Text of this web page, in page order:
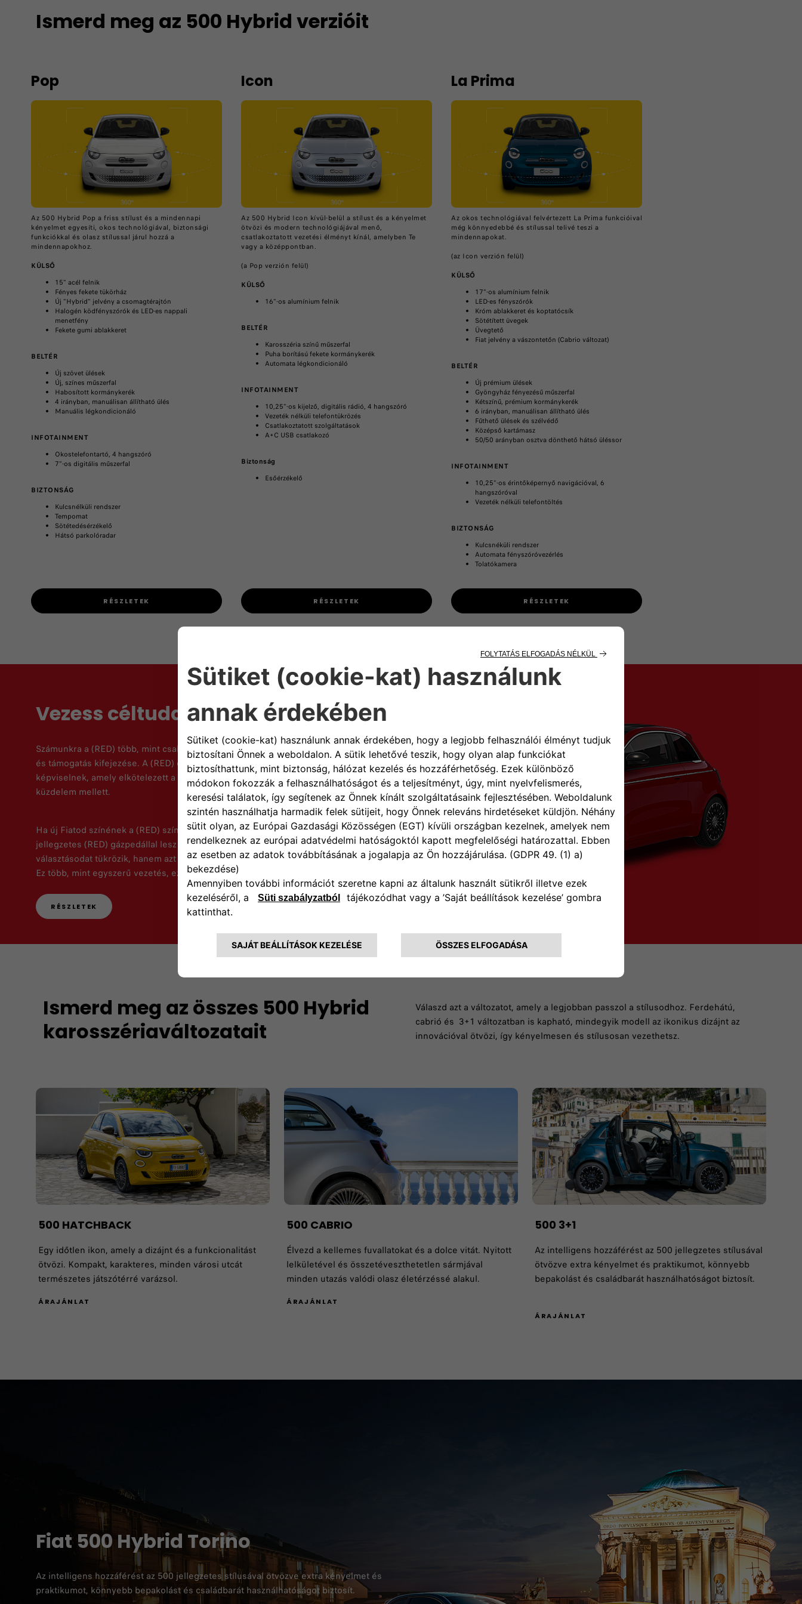
Ismerd meg az 500 Hybrid verzióit
Pop
Az 500 Hybrid Pop a friss stílust és a mindennapi
kényelmet egyesíti, okos technológiával, biztonsági
funkciókkal és olasz stílussal járul hozzá a
mindennapokhoz.
KÜLSŐ
15" acél felnik
Fényes fekete tükörház
Új "Hybrid" jelvény a csomagtérajtón
Halogén ködfényszórók és LED-es nappali
menetfény
Fekete gumi ablakkeret
BELTÉR
Új szövet ülések
Új, színes műszerfal
Habosított kormánykerék
4 irányban, manuálisan állítható ülés
Manuális légkondicionáló
INFOTAINMENT
Okostelefontartó, 4 hangszóró
7"-os digitális műszerfal
BIZTONSÁG
Kulcsnélküli rendszer
Tempomat
Sötétedésérzékelő
Hátsó parkolóradar
RÉSZLETEK
Icon
Az 500 Hybrid Icon kívül-belül a stílust és a kényelmet
ötvözi és modern technológiájával menő,
csatlakoztatott vezetési élményt kínál, amelyben Te
vagy a középpontban.
(a Pop verzión felül)
KÜLSŐ
16"-os alumínium felnik
BELTÉR
Karosszéria színű műszerfal
Puha borítású fekete kormánykerék
Automata légkondicionáló
INFOTAINMENT
10,25"-os kijelző, digitális rádió, 4 hangszóró
Vezeték nélküli telefontükrözés
Csatlakoztatott szolgáltatások
A+C USB csatlakozó
Biztonság
Esőérzékelő
RÉSZLETEK
La Prima
Az okos technológiával felvértezett La Prima funkcióival
még könnyedebbé és stílussal telivé teszi a
mindennapokat.
(az Icon verzión felül)
KÜLSŐ
17"-os alumínium felnik
LED-es fényszórók
Króm ablakkeret és koptatócsík
Sötétített üvegek
Üvegtető
Fiat jelvény a vászontetőn (Cabrio változat)
BELTÉR
Új prémium ülések
Gyöngyház fényezésű műszerfal
Kétszínű, prémium kormánykerék
6 irányban, manuálisan állítható ülés
Fűthető ülések és szélvédő
Középső kartámasz
50/50 arányban osztva dönthető hátsó üléssor
INFOTAINMENT
10,25"-os érintőképernyő navigációval, 6
hangszóróval
Vezeték nélküli telefontöltés
BIZTONSÁG
Kulcsnéküli rendszer​
Automata fényszóróvezérlés
Tolatókamera
RÉSZLETEK
Vezess céltudatosan
Számunkra a (RED) több, mint csak egy feltűnő szín. Ez egy merész stílus, szolidaritás
és támogatás kifejezése. A (RED) és a Fiat együtt egy olyan partnerséget
képviselnek, amely elkötelezett a globális egészségügyi vészhelyzetek elleni
küzdelem mellett.
Ha új Fiatod színének a (RED) színét választod, az autó egyedi emblémával és
jellegzetes (RED) gázpedállal lesz ellátva – ezek a szimbólumok nemcsak a
választásodat tükrözik, hanem azt is, hogy felismered, mi tesz minket különlegessé.
Ez több, mint egyszerű vezetés, ez céltudatos vezetés.
RÉSZLETEK
Ismerd meg az összes 500 Hybrid
karosszériaváltozatait
Válaszd azt a változatot, amely a legjobban passzol a stílusodhoz. Ferdehátú,
cabrió és 3+1 változatban is kapható, mindegyik modell az ikonikus dizájnt az
innovációval ötvözi, így kényelmesen és stílusosan vezethetsz.
500 HATCHBACK ​
Egy időtlen ikon, amely a dizájnt és a funkcionalitást
ötvözi. Kompakt, karakteres, minden városi utcát
természetes játszótérré varázsol.
ÁRAJÁNLAT
​500 CABRIO
Élvezd a kellemes fuvallatokat és a dolce vitát. Nyitott
lelkületével és összetéveszthetetlen sármjával
minden utazás valódi olasz életérzéssé alakul.
ÁRAJÁNLAT
500 3+1
Az intelligens hozzáférést az 500 jellegzetes stílusával
ötvözve extra kényelmet és praktikumot, könnyebb
bepakolást és családbarát használhatóságot biztosít.
ÁRAJÁNLAT
Fiat 500 Hybrid Torino
Az intelligens hozzáférést az 500 jellegzetes stílusával ötvözve extra kényelmet és
praktikumot, könnyebb bepakolást és családbarát használhatóságot biztosít.